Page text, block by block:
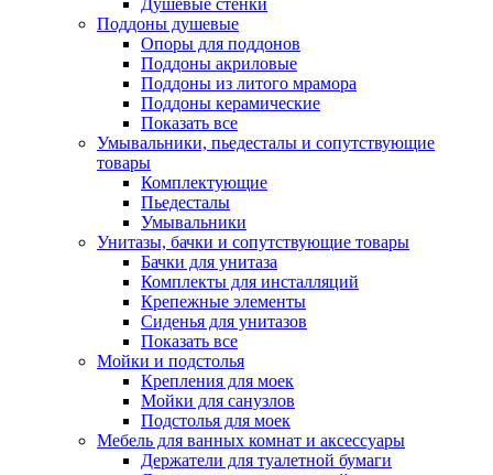
Душевые стенки
Поддоны душевые
Опоры для поддонов
Поддоны акриловые
Поддоны из литого мрамора
Поддоны керамические
Показать все
Умывальники, пьедесталы и сопутствующие
товары
Комплектующие
Пьедесталы
Умывальники
Унитазы, бачки и сопутствующие товары
Бачки для унитаза
Комплекты для инсталляций
Крепежные элементы
Сиденья для унитазов
Показать все
Мойки и подстолья
Крепления для моек
Мойки для санузлов
Подстолья для моек
Мебель для ванных комнат и аксессуары
Держатели для туалетной бумаги